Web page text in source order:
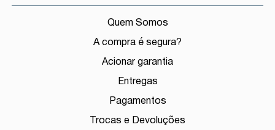
Quem Somos
A compra é segura?
Acionar garantia
Entregas
Pagamentos
Trocas e Devoluções